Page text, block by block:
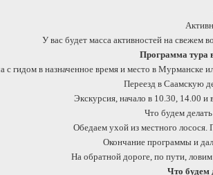
У вас будет масса активностей на свежем
Программа тура
с гидом в назначенное время и место в Мурманске
Переезд в Саамскую
Экскурсия, начало в 10.30, 14.00 и
Что будем
Обедаем ухой из местного
Окончание программы и
На обратной дороге, по пути,
Что будем